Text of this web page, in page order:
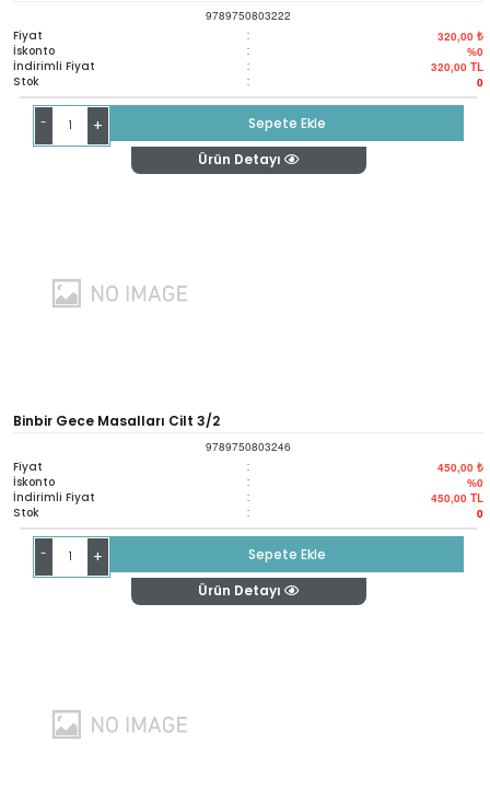
9789750803222
Fiyat : 320,00 ₺
İskonto : %0
İndirimli Fiyat : 320,00 TL
Stok : 0
- +
Sepete Ekle
Ürün Detayı
Binbir Gece Masalları Cilt 3/2
9789750803246
Fiyat : 450,00 ₺
İskonto : %0
İndirimli Fiyat : 450,00 TL
Stok : 0
- +
Sepete Ekle
Ürün Detayı